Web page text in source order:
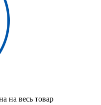
на весь товар